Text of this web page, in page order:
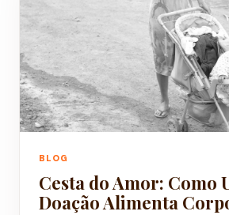
BLOG
Cesta do Amor: Como
Doação Alimenta